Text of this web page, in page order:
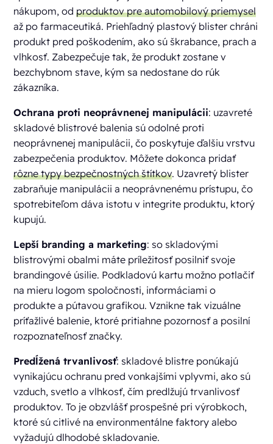
nákupom, odproduktov pre automobilový priemysel
až po farmaceutiká. Priehľadný plastový blister chráni
produkt pred poškodením, ako sú škrabance, prach a
vlhkosť. Zabezpečuje tak, že produkt zostane v
bezchybnom stave, kým sa nedostane do rúk
zákazníka.
Ochrana proti neoprávnenej manipulácii: uzavreté
skladové blistrové balenia sú odolné proti
neoprávnenej manipulácii, čo poskytuje ďalšiu vrstvu
zabezpečenia produktov. Môžete dokonca pridať
rôzne typy bezpečnostných štítkov. Uzavretý blister
zabraňuje manipulácii a neoprávnenému prístupu, čo
spotrebiteľom dáva istotu v integrite produktu, ktorý
kupujú.
Lepší branding a marketing: so skladovými
blistrovými obalmi máte príležitosť posilniť svoje
brandingové úsilie. Podkladovú kartu možno potlačiť
na mieru logom spoločnosti, informáciami o
produkte a pútavou grafikou. Vznikne tak vizuálne
príťažlivé balenie, ktoré pritiahne pozornosť a posilní
rozpoznateľnosť značky.
Predĺžená trvanlivosť: skladové blistre ponúkajú
vynikajúcu ochranu pred vonkajšími vplyvmi, ako sú
vzduch, svetlo a vlhkosť, čím predlžujú trvanlivosť
produktov. To je obzvlášť prospešné pri výrobkoch,
ktoré sú citlivé na environmentálne faktory alebo
vyžadujú dlhodobé skladovanie.